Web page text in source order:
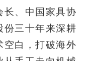
长、中国家具协
份三十年来深耕
空白，打破海外